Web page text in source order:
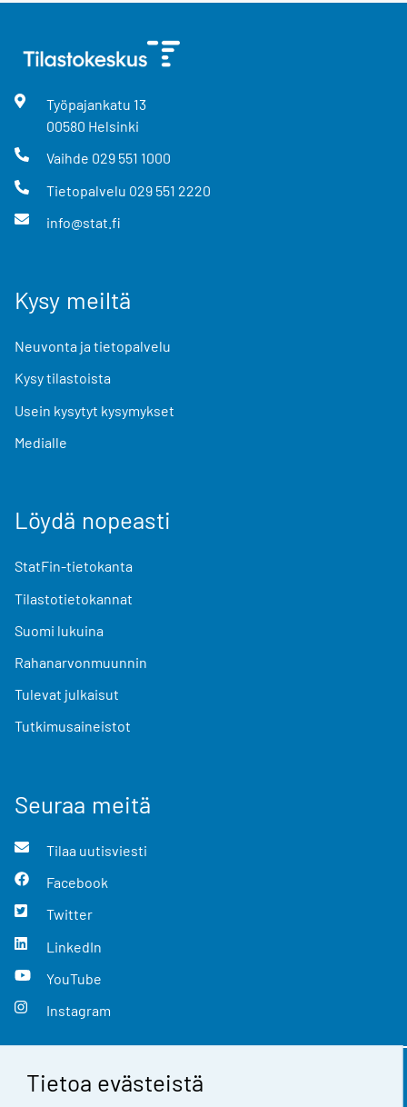
Tietoa evästeistä
Työpajankatu 13
00580 Helsinki
Vaihde 029 551 1000
Tietopalvelu 029 551 2220
info@stat.fi
Kysy meiltä
Neuvonta ja tietopalvelu
Kysy tilastoista
Usein kysytyt kysymykset
Medialle
Löydä nopeasti
StatFin-tietokanta
Tilastotietokannat
Suomi lukuina
Rahanarvonmuunnin
Tulevat julkaisut
Tutkimusaineistot
Seuraa meitä
Tilaa uutisviesti
Facebook
Twitter
LinkedIn
YouTube
Instagram
Yhteystiedot